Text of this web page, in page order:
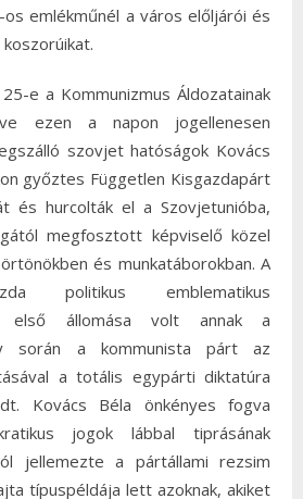
emlékműnél a város előljárói és
e a Kommunizmus Áldozatainak
ezen a napon jogellenesen
szovjet hatóságok Kovács
győztes Független Kisgazdapárt
és hurcolták el a Szovjetunióba,
megfosztott képviselő közel
és munkatáborokban. A
politikus emblematikus
első állomása volt annak a
során a kommunista párt az
a totális egypárti diktatúra
Kovács Béla önkényes fogva
jogok lábbal tiprásának
jellemezte a pártállami rezsim
típuspéldája lett azoknak, akiket